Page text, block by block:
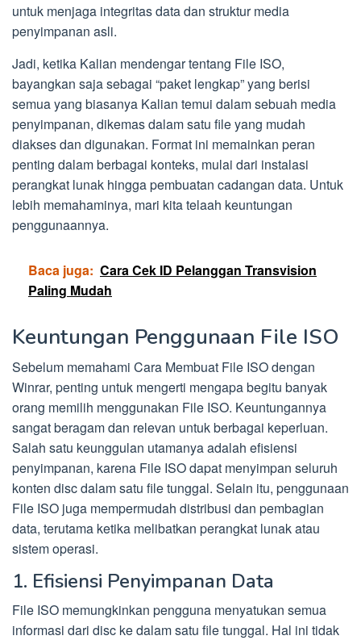
untuk menjaga integritas data dan struktur media
penyimpanan asli.
Jadi, ketika Kalian mendengar tentang File ISO,
bayangkan saja sebagai “paket lengkap” yang berisi
semua yang biasanya Kalian temui dalam sebuah media
penyimpanan, dikemas dalam satu file yang mudah
diakses dan digunakan. Format ini memainkan peran
penting dalam berbagai konteks, mulai dari instalasi
perangkat lunak hingga pembuatan cadangan data. Untuk
lebih memahaminya, mari kita telaah keuntungan
penggunaannya.
Baca juga: Cara Cek ID Pelanggan Transvision
Paling Mudah
Keuntungan Penggunaan File ISO
Sebelum memahami Cara Membuat File ISO dengan
Winrar, penting untuk mengerti mengapa begitu banyak
orang memilih menggunakan File ISO. Keuntungannya
sangat beragam dan relevan untuk berbagai keperluan.
Salah satu keunggulan utamanya adalah efisiensi
penyimpanan, karena File ISO dapat menyimpan seluruh
konten disc dalam satu file tunggal. Selain itu, penggunaan
File ISO juga mempermudah distribusi dan pembagian
data, terutama ketika melibatkan perangkat lunak atau
sistem operasi.
1. Efisiensi Penyimpanan Data
File ISO memungkinkan pengguna menyatukan semua
informasi dari disc ke dalam satu file tunggal. Hal ini tidak